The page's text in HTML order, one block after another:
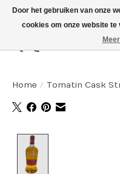
Home / Tomatin Cask
Door het gebruiken van onze
cookies om onze website te